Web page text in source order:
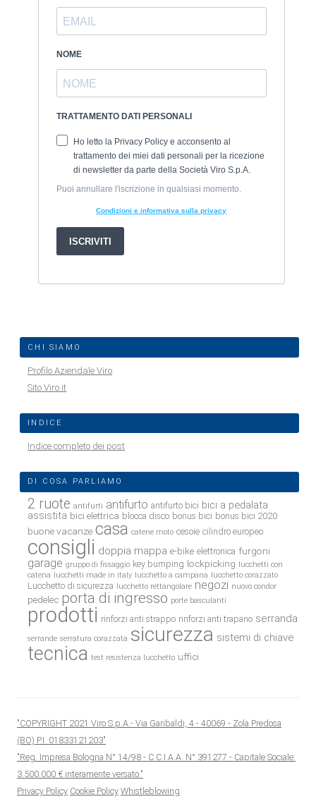
CHI SIAMO
Profilo Aziendale Viro
Sito Viro.it
INDICE
Indice completo dei post
DI COSA PARLIAMO
2 ruote antifurti antifurto antifurto bici bici a pedalata
assistita bici elettrica blocca disco bonus bici bonus bici 2020
buone vacanze casa catene moto cesoie cilindro europeo
consigli doppia mappa e-bike elettronica furgoni
garage gruppo di fissaggio key bumping lockpicking lucchetti con
catena lucchetti made in italy lucchetto a campana lucchetto corazzato
Lucchetto di sicurezza lucchetto rettangolare negozi nuovo condor
pedelec porta di ingresso porte basculanti
prodotti rinforzi anti strappo rinforzi anti trapano serranda
serrande serratura corazzata sicurezza sistemi di chiave
tecnica test resistenza lucchetto uffici
"COPYRIGHT 2021 Viro S.p.A.- Via Garibaldi, 4 - 40069 - Zola Predosa
(BO) P.I. 01833121203"
"Reg. Impresa Bologna N° 14/98 - C.C.I.A.A. N° 391277 - Capitale Sociale:
3.500.000 € interamente versato."
Privacy Policy Cookie Policy Whistleblowing